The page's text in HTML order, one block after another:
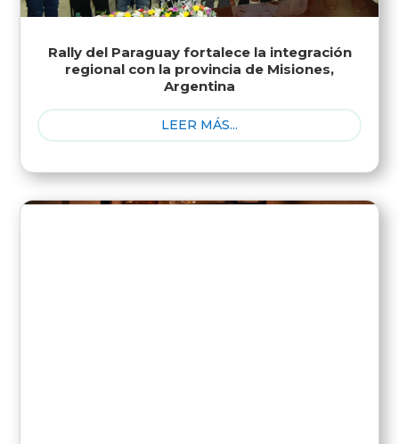
Rally del Paraguay fortalece la integración
regional con la provincia de Misiones,
Argentina
LEER MÁS...